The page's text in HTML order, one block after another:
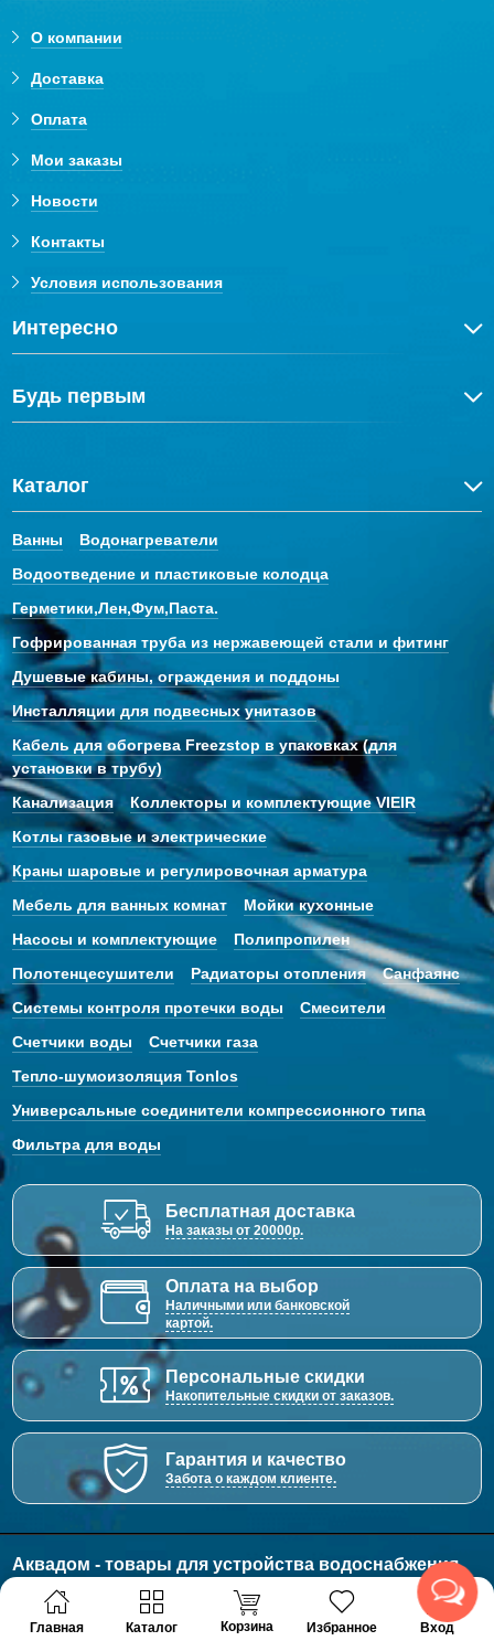
Главная Каталог Корзина Избранное Вход
О компании
Доставка
Оплата
Мои заказы
Новости
Контакты
Условия использования
Интересно
Будь первым
Каталог
Ванны
Водонагреватели
Водоотведение и пластиковые колодца
Герметики,Лен,Фум,Паста.
Гофрированная труба из нержавеющей стали и фитинг
Душевые кабины, ограждения и поддоны
Инсталляции для подвесных унитазов
Кабель для обогрева Freezstop в упаковках (для
установки в трубу)
Канализация
Коллекторы и комплектующие VIEIR
Котлы газовые и электрические
Краны шаровые и регулировочная арматура
Мебель для ванных комнат
Мойки кухонные
Насосы и комплектующие
Полипропилен
Полотенцесушители
Радиаторы отопления
Санфаянс
Системы контроля протечки воды
Смесители
Счетчики воды
Счетчики газа
Тепло-шумоизоляция Tonlos
Универсальные соединители компрессионного типа
Фильтра для воды
Бесплатная доставка
На заказы от 20000р.
Оплата на выбор
Наличными или банковской
картой.
Персональные скидки
Накопительные скидки от заказов.
Гарантия и качество
Забота о каждом клиенте.
Аквадом - товары для устройства водоснабжения,
отопления и канализации.
© 2011 - 2026 Все права защищены